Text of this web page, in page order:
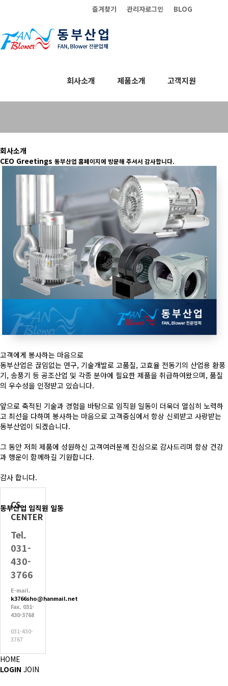
BLOG
관리자로그인
즐겨찾기
회사소개 제품소개 고객지원
회사소개
회사소개
CEO Greetings 동부산업 홈페이지에 방문해 주셔서 감사합니다.
고객에게 봉사하는 마음으로
동부산업은 끊임없는 연구, 기술개발로 고품질, 고효율 전동기의 산업용 환풍
기, 송풍기 등 공조산업 및 각종 분야에 필요한 제품을 취급하여왔으며, 품질
의 우수성을 인정받고 있습니다.
앞으로 축적된 기술과 경험을 바탕으로 임직원 일동이 더욱더 열심히 노력하
고 최선을 다하며 봉사하는 마음으로 고객중심에서 항상 신뢰받고 사랑받는
동부산업이 되겠습니다.
그 동안 저희 제품에 성원하신 고객여러분께 진심으로 감사드리며 항상 건강
과 행운이 함께하길 기원합니다.
감사 합니다.
동부산업 임직원 일동
CS
CENTER
Tel.
031-
430-
3766
E-mail.
k3766sho@hanmail.net
Fax. 031-
430-3768
031-430-
3767
HOME
LOGIN JOIN